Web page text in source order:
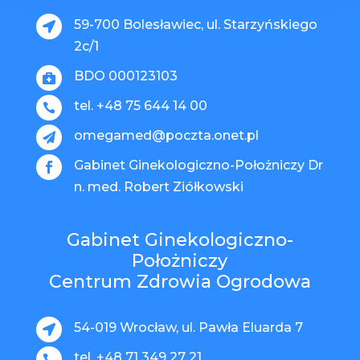

59-700 Bolesławiec, ul. Starzyńskiego
2c/1
 BDO 000123103
 tel. +48 75 644 14 00
 omegamed@poczta.onet.pl

Gabinet Ginekologiczno-Położniczy Dr
n. med. Robert Ziółkowski
Gabinet Ginekologiczno-
Położniczy
Centrum Zdrowia Ogrodowa
 54-019 Wrocław, ul. Pawła Eluarda 7